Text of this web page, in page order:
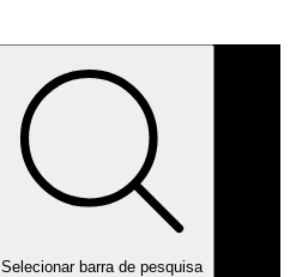
Selecionar barra de pesquisa